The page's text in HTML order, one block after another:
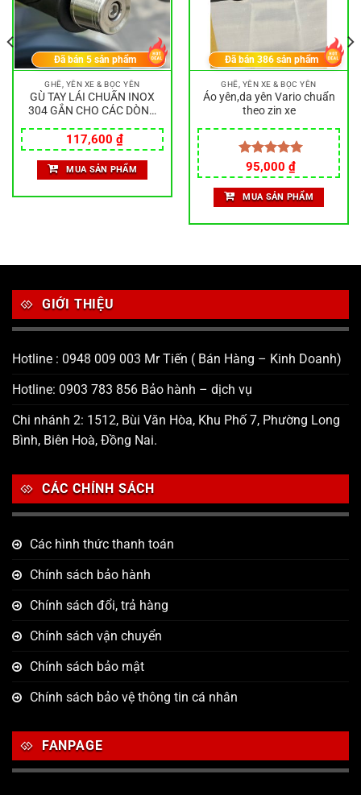
GHẾ, YÊN XE & BỌC YÊN
GÙ TAY LÁI CHUẨN INOX
304 GẮN CHO CÁC DÒNG
cặp gù chống rung –
nguyên khối inox304
Giá
gốc
là:
120,000 ₫.
117,600 ₫Giá
hiện
tại
là:
117,600 ₫.
Đã bán5 sản phẩm
MUA SẢN PHẨM
GHẾ, YÊN XE & BỌC YÊN
Áo yên,da yên Vario chuẩn
theo zin xe
Được xếp
hạng5.00
5 sao
95,000 ₫
Đã bán386 sản phẩm
MUA SẢN PHẨM
GIỚI THIỆU
Hotline : 0948 009 003 Mr Tiến ( Bán Hàng – Kinh Doanh)
Hotline: 0903 783 856 Bảo hành – dịch vụ
Chi nhánh 2: 1512, Bùi Văn Hòa, Khu Phố 7, Phường Long
Bình, Biên Hoà, Đồng Nai.
CÁC CHÍNH SÁCH
Các hình thức thanh toán
Chính sách bảo hành
Chính sách đổi, trả hàng
Chính sách vận chuyển
Chính sách bảo mật
Chính sách bảo vệ thông tin cá nhân
FANPAGE